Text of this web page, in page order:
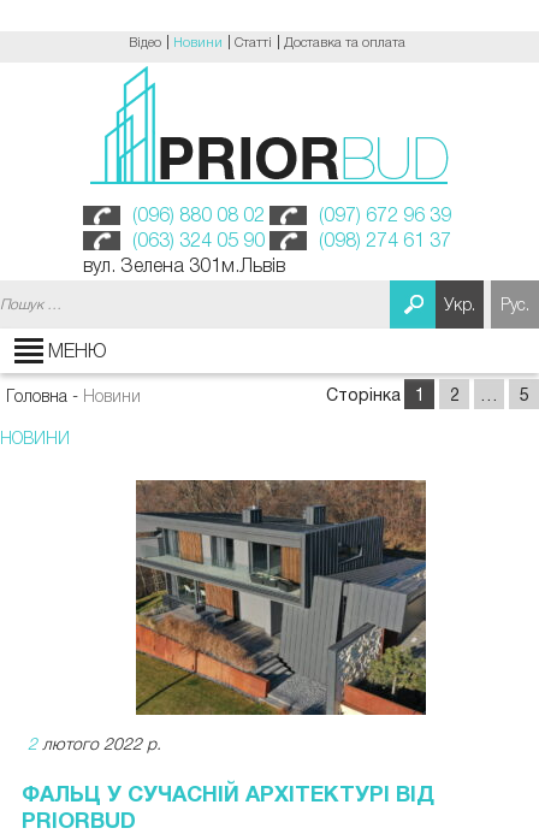
Відео Новини Статті Доставка та оплата
(096) 880 08 02
(097) 672 96 39
(063) 324 05 90
(098) 274 61 37
вул. Зелена 301м.Львів
Укр. Рус.
МЕНЮ
Головна - Новини Сторінка 1 2 5
НОВИНИ
2лютого 2022 р.
ФАЛЬЦ У СУЧАСНІЙ АРХІТЕКТУРІ ВІД
PRIORBUD